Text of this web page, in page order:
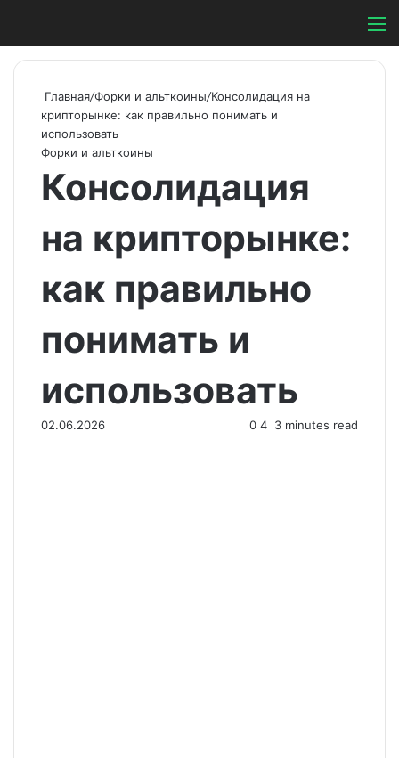
Switch skin
Главная/Форки и альткоины/Консолидация на
крипторынке: как правильно понимать и
использовать
Форки и альткоины
Консолидация
на крипторынке:
как правильно
понимать и
использовать
02.06.2026 0 4 3 minutes read